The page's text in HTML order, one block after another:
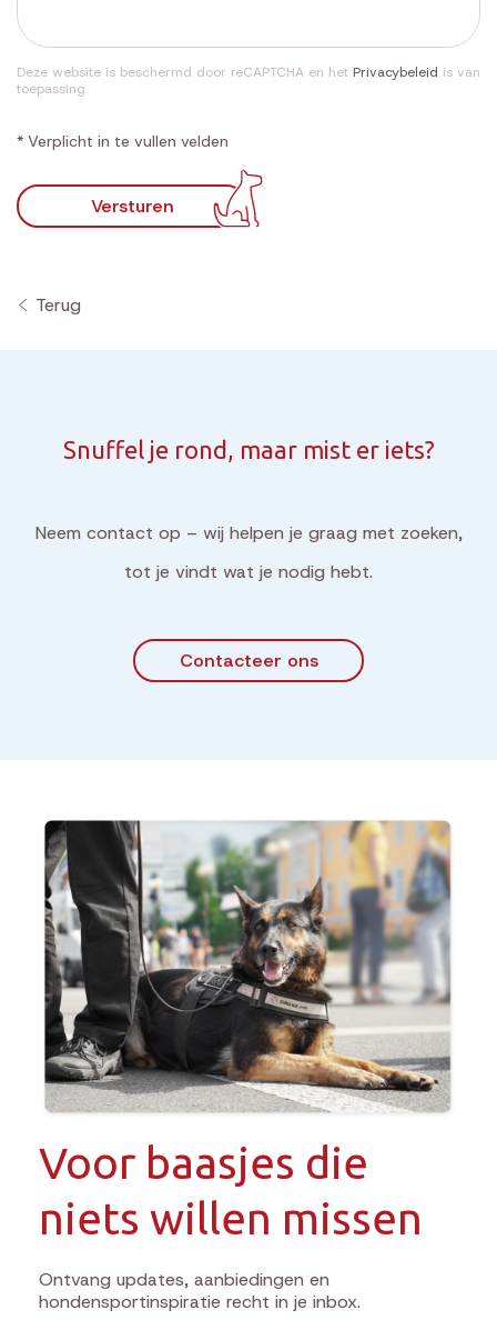
Deze website is beschermd door reCAPTCHA en het Privacybeleid is van
toepassing.
* Verplicht in te vullen velden
Versturen
Terug
Snuffel je rond, maar mist er iets?
Neem contact op – wij helpen je graag met zoeken,
tot je vindt wat je nodig hebt.
Contacteer ons
Voor baasjes die
niets willen missen
Ontvang updates, aanbiedingen en
hondensportinspiratie recht in je inbox.